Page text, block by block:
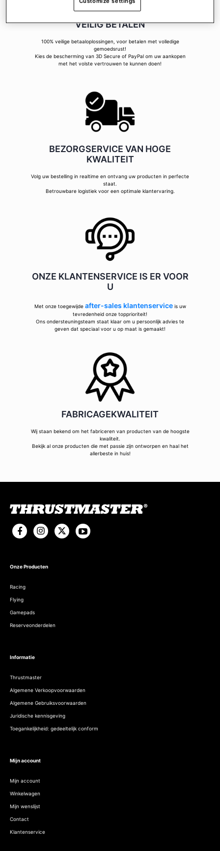
VEILIG BETALEN
100% veilige betaaloplossingen, voor betalen met volledige
gemoedsrust!
Kies de bescherming van 3D Secure of PayPal om uw aankopen
met het volste vertrouwen te kunnen doen!
BEZORGSERVICE VAN HOGE
KWALITEIT
Volg uw bestelling in realtime en ontvang uw producten in perfecte
staat.
Betrouwbare logistiek voor een optimale klantervaring.
ONZE KLANTENSERVICE IS ER VOOR
U
Met onze toegewijde after-sales klantenserviceis uw
tevredenheid onze topprioriteit!
Ons ondersteuningsteam staat klaar om u persoonlijk advies te
geven dat speciaal voor u op maat is gemaakt!
FABRICAGEKWALITEIT
Wij staan bekend om het fabriceren van producten van de hoogste
kwaliteit.
Bekijk al onze producten die met passie zijn ontworpen en haal het
allerbeste in huis!
Onze Producten
Racing
Flying
Gamepads
Reserveonderdelen
Informatie
Thrustmaster
Algemene Verkoopvoorwaarden
Algemene Gebruiksvoorwaarden
Juridische kennisgeving
Toegankelijkheid: gedeeltelijk conform
Mijn account
Mijn account
Winkelwagen
Mijn wenslijst
Contact
Klantenservice